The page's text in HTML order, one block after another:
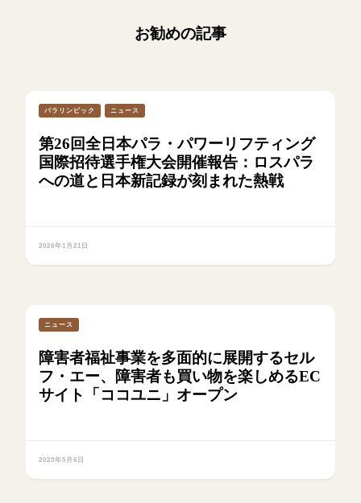
お勧めの記事
パラリンピック ニュース
第26回全日本パラ・パワーリフティング
国際招待選手権大会開催報告：ロスパラ
への道と日本新記録が刻まれた熱戦
2026年1月21日
ニュース
障害者福祉事業を多面的に展開するセル
フ・エー、障害者も買い物を楽しめるEC
サイト「ココユニ」オープン
2023年5月6日